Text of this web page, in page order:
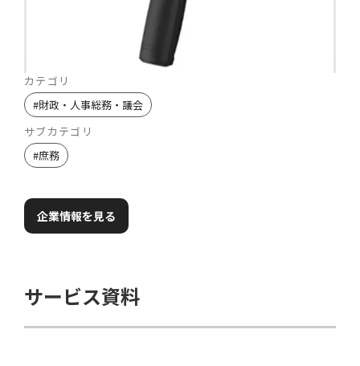
カテゴリ
#財政・人事総務・議会
サブカテゴリ
#庶務
企業情報を見る
サービス資料